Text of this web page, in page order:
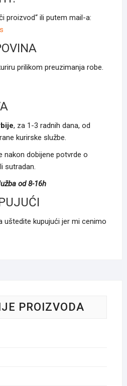
proizvod“ ili putem mail-a:
prilikom preuzimanja robe.
, za 1-3 radnih dana, od
kurirske službe.
nakon dobijene potvrde o
sutradan.
od 8-16h
uštedite kupujući jer mi cenimo
PROIZVODA